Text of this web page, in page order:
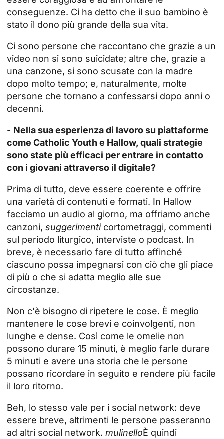
conseguenze. Ci ha detto che il suo bambino è
stato il dono più grande della sua vita.
Ci sono persone che raccontano che grazie a un
video non si sono suicidate; altre che, grazie a
una canzone, si sono scusate con la madre
dopo molto tempo; e, naturalmente, molte
persone che tornano a confessarsi dopo anni o
decenni.
- Nella sua esperienza di lavoro su piattaforme
come Catholic Youth e Hallow, quali strategie
sono state più efficaci per entrare in contatto
con i giovani attraverso il digitale?
Prima di tutto, deve essere coerente e offrire
una varietà di contenuti e formati. In Hallow
facciamo un audio al giorno, ma offriamo anche
canzoni, suggerimenticortometraggi, commenti
sul periodo liturgico, interviste o podcast. In
breve, è necessario fare di tutto affinché
ciascuno possa impegnarsi con ciò che gli piace
di più o che si adatta meglio alle sue
circostanze.
Non c'è bisogno di ripetere le cose. È meglio
mantenere le cose brevi e coinvolgenti, non
lunghe e dense. Così come le omelie non
possono durare 15 minuti, è meglio farle durare
5 minuti e avere una storia che le persone
possano ricordare in seguito e rendere più facile
il loro ritorno.
Beh, lo stesso vale per i social network: deve
essere breve, altrimenti le persone passeranno
ad altri social network. mulinelloÈ quindi